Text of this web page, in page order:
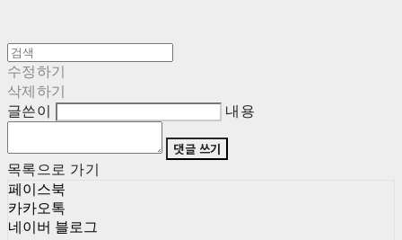
수정하기
삭제하기
글쓴이
내용
댓글 쓰기
목록으로 가기
페이스북
카카오톡
네이버 블로그